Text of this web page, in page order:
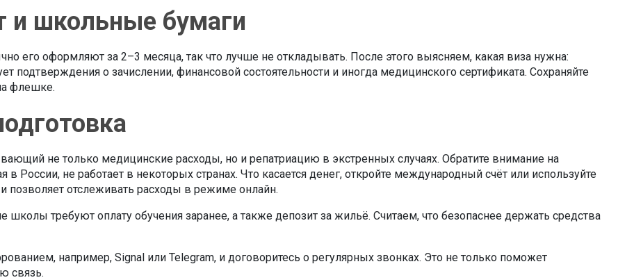
и школьные бумаги
его оформляют за 2–3 месяца, так что лучше не откладывать. После этого выясняем, какая виза нужна:
подтверждения о зачислении, финансовой состоятельности и иногда медицинского сертификата. Сохраняйте
флешке.
не только медицинские расходы, но и репатриацию в экстренных случаях. Обратите внимание на
России, не работает в некоторых странах. Что касается денег, откройте международный счёт или используйте
позволяет отслеживать расходы в режиме онлайн.
школы требуют оплату обучения заранее, а также депозит за жильё. Считаем, что безопаснее держать средства
например, Signal или Telegram, и договоритесь о регулярных звонках. Это не только поможет
связь.